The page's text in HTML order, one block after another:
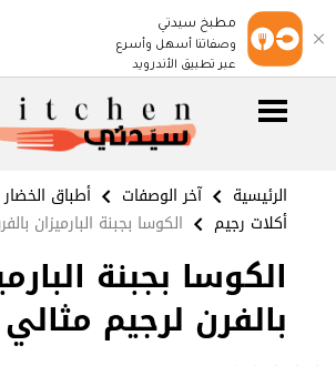
الرئيسية آخر الوصفات
أطباق الخضار
أكلات رجيم
الكوسا بجبنة البارميزان
الكوسا بجبنة
بالفرن لرجيم مثالي
مطبخ سيدتي
وصفاتنا أسهل وأسرع
عبر تطبيق الأندرويد